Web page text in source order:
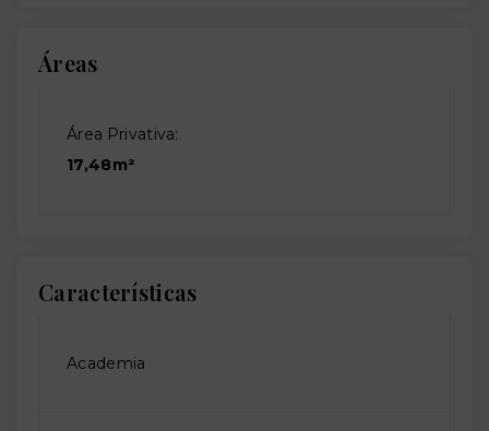
Áreas
Área Privativa:
17,48m²
Características
Academia